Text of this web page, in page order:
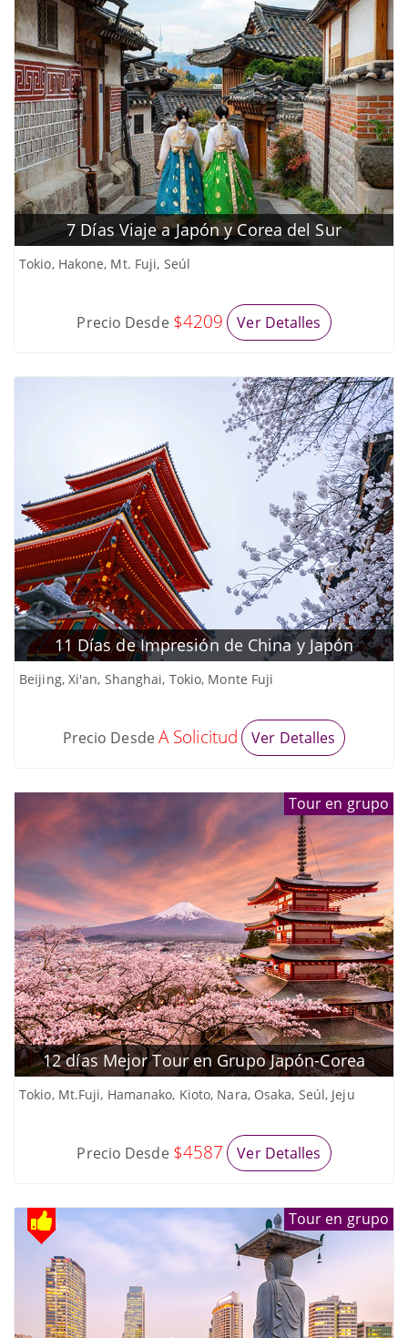
7 Días Viaje a Japón y Corea del Sur
Tokio, Hakone, Mt. Fuji, Seúl
Precio Desde $4209 Ver Detalles
11 Días de Impresión de China y Japón
Beijing, Xi'an, Shanghai, Tokio, Monte Fuji
Precio DesdeA Solicitud Ver Detalles
Tour en grupo
12 días Mejor Tour en Grupo Japón-Corea
Tokio, Mt.Fuji, Hamanako, Kioto, Nara, Osaka, Seúl, Jeju
Precio Desde $4587 Ver Detalles
Tour en grupo